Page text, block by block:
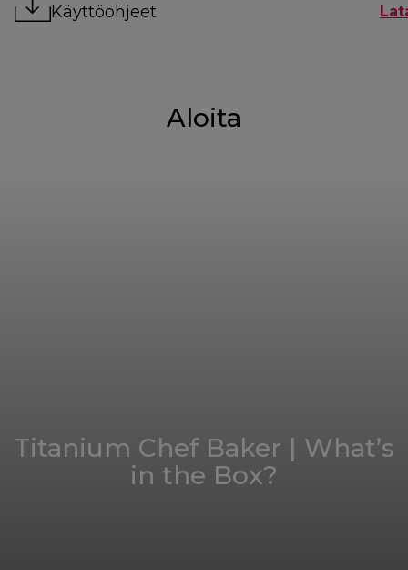
Käyttöohjeet
Aloita
Titanium Chef Baker | What’s
in the Box?